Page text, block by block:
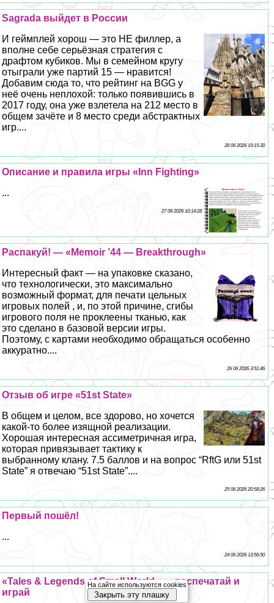
Sagrada выйдет в России
И гeймплей хорош — это НЕ филлер, а
вполне себе серьёзная стратегия с
драфтом кубиков. Мы в семейном кругу
отыграли уже партий 15 — нравится!
Добавим сюда то, что рейтинг на BGG у
неё очень неплохой: только появившись в
2017 году, она уже взлетела на 212 место в
общем зачёте и 8 место среди абстpaктных
игр....
28 06 2026 19:15:30
Описание и правила игры «Inn Fighting»
...
27 06 2026 10:14:28
Распакуй! — «Memoir ’44 — Breakthrough»
Интересный факт — на упаковке сказано,
что технологически, это максимально
возможный формат, для печати цельных
игровых полей , и, по этой причине, сгибы
игрового поля не проклеены тканью, как
это сделано в базовой версии игры.
Поэтому, с картами необходимо обращаться особенно
аккуратно....
26 06 2026 3:51:46
Отзыв об игре «51st State»
В общем и целом, все здорово, но хочется
какой-то более изящной реализации.
Хорошая интересная ассиметричная игра,
которая привязывает тактику к
выбранному клану. 7.5 баллов и на вопрос “RftG или 51st
State” я отвечаю “51st State”....
25 06 2026 20:58:26
Первый пошёл!
...
24 06 2026 13:56:50
«Tales & Legends of Small World» — распечатай и
играй
На сайте используются cookies
Закрыть эту плашку